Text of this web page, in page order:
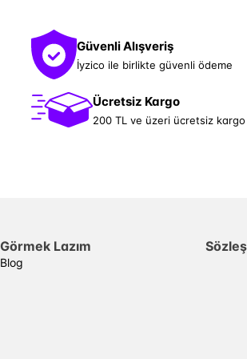
Güvenli Alışveriş
İyzico ile birlikte güvenli ödeme
Ücretsiz Kargo
200 TL ve üzeri ücretsiz kargo
Görmek Lazım
Blog